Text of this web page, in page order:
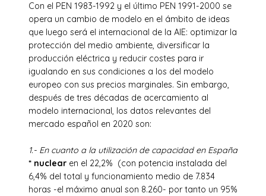
Con el PEN 1983-1992 y el último PEN 1991-2000 se
opera un cambio de modelo en el ámbito de ideas
que luego será el internacional de la AIE: optimizar la
protección del medio ambiente, diversificar la
producción eléctrica y reducir costes para ir
igualando en sus condiciones a los del modelo
europeo con sus precios marginales. Sin embargo,
después de tres décadas de acercamiento al
modelo internacional, los datos relevantes del
mercado español en 2020 son:
1.- En cuanto a la utilización de capacidad en España
* nuclear en el 22,2% (con potencia instalada del
6,4% del total y funcionamiento medio de 7.834
horas -el máximo anual son 8.260- por tanto un 95%